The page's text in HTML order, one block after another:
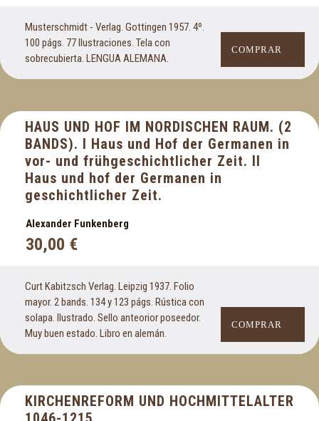
Q
Química
Religión teología e historia de la Iglesia
Revistas
S
Segunda Guerra Mundial
Semana Santa
Semana Santa de Sevilla
Sociología y ciencias políticas
T
Temas marítimos y navales
Musterschmidt - Verlag. Gottingen 1957. 4º.
100 págs. 77 Ilustraciones. Tela con
sobrecubierta. LENGUA ALEMANA.
COMPRAR
HAUS UND HOF IM NORDISCHEN RAUM. (2
BANDS). I Haus und Hof der Germanen in
vor- und frühgeschichtlicher Zeit. II
Haus und hof der Germanen in
geschichtlicher Zeit.
Alexander Funkenberg
30,00 €
Curt Kabitzsch Verlag. Leipzig 1937. Folio
mayor. 2 bands. 134 y 123 págs. Rústica con
solapa. Ilustrado. Sello anteorior poseedor.
Muy buen estado. Libro en alemán.
COMPRAR
KIRCHENREFORM UND HOCHMITTELALTER